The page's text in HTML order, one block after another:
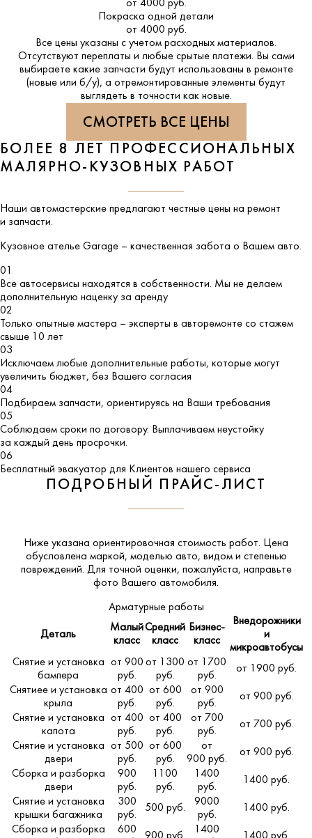
от 4000 руб.
Покраска одной детали
от 4000 руб.
Все цены указаны с учетом расходных материалов.
Отсутствуют переплаты и любые срытые платежи. Вы сами
выбираете какие запчасти будут использованы в ремонте
(новые или б/у), а отремонтированные элементы будут
выглядеть в точности как новые.
СМОТРЕТЬ ВСЕ ЦЕНЫ
БОЛЕЕ 8 ЛЕТ ПРОФЕССИОНАЛЬНЫХ
МАЛЯРНО-КУЗОВНЫХ РАБОТ
Наши автомастерские предлагают честные цены на ремонт
и запчасти.
Кузовное ателье Garage – качественная забота о Вашем авто.
01
Все автосервисы находятся в собственности. Мы не делаем
дополнительную наценку за аренду
02
Только опытные мастера – эксперты в авторемонте со стажем
свыше 10 лет
03
Исключаем любые дополнительные работы, которые могут
увеличить бюджет, без Вашего согласия
04
Подбираем запчасти, ориентируясь на Ваши требования
05
Соблюдаем сроки по договору. Выплачиваем неустойку
за каждый день просрочки.
06
Бесплатный эвакуатор для Клиентов нашего сервиса
ПОДРОБНЫЙ ПРАЙС-ЛИСТ
Ниже указана ориентировочная стоимость работ. Цена
обусловлена маркой, моделью авто, видом и степенью
повреждений. Для точной оценки, пожалуйста, направьте
фото Вашего автомобиля.
Арматурные работы
Деталь
Малый
класс
Средний
класс
Бизнес-
класс
Внедорожники
и
микроавтобусы
Снятие и установка
бампера
от 900
руб.
от 1300
руб.
от 1700
руб.
от 1900 руб.
Снятиее и установка
крыла
от 400
руб.
от 600
руб.
от 900
руб.
от 900 руб.
Снятие и установка
капота
от 400
руб.
от 400
руб.
от 700
руб.
от 700 руб.
Снятие и установка
двери
от 500
руб.
от 600
руб.
от
900 руб.
от 900 руб.
Сборка и разборка
двери
900
руб.
1100
руб.
1400
руб.
1400 руб.
Снятие и установка
крышки багажника
300
руб.
500 руб.
9000
руб.
1400 руб.
Сборка и разборка
600
900 руб.
1400
1400 руб.